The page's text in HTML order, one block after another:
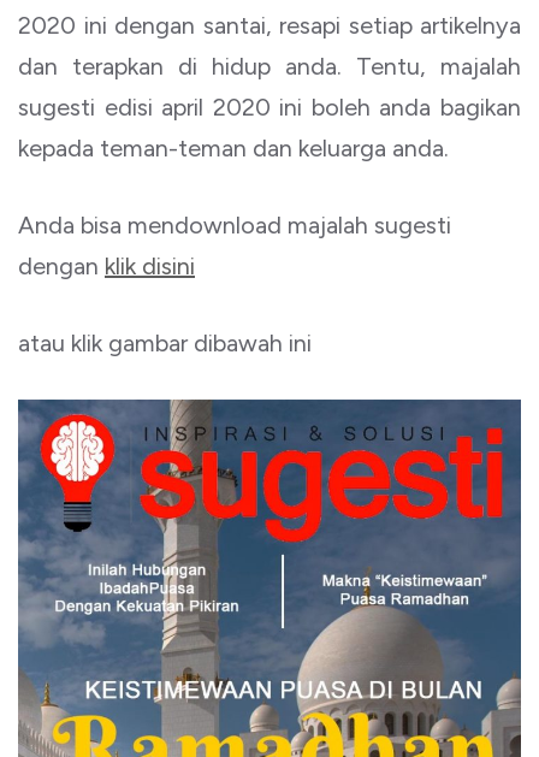
2020 ini dengan santai, resapi setiap artikelnya
dan terapkan di hidup anda. Tentu, majalah
sugesti edisi april 2020 ini boleh anda bagikan
kepada teman-teman dan keluarga anda.
Anda bisa mendownload majalah sugesti
dengan klik disini
atau klik gambar dibawah ini